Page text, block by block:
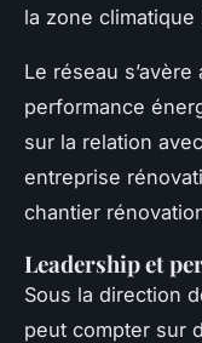
la zone climatique
Le réseau
performance
sur la relation
entreprise
chantier
Leadership et
Sous la direction
peut compter sur